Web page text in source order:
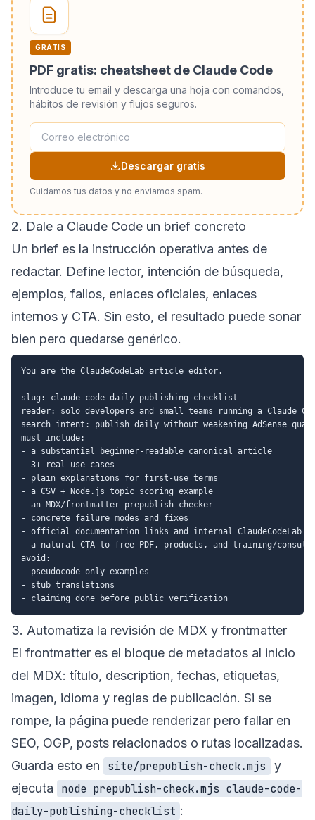
GRATIS
PDF gratis: cheatsheet de Claude Code
Introduce tu email y descarga una hoja con comandos,
hábitos de revisión y flujos seguros.
Descargar gratis
Cuidamos tus datos y no enviamos spam.
2. Dale a Claude Code un brief concreto
Un brief es la instrucción operativa antes de
redactar. Define lector, intención de búsqueda,
ejemplos, fallos, enlaces oficiales, enlaces
internos y CTA. Sin esto, el resultado puede sonar
bien pero quedarse genérico.
You are the ClaudeCodeLab article editor.
slug: claude-code-daily-publishing-checklist
reader: solo developers and small teams running a Claude
search intent: publish daily without weakening AdSense
must include:
- a substantial beginner-readable canonical article
- 3+ real use cases
- plain explanations for first-use terms
- a CSV + Node.js topic scoring example
- an MDX/frontmatter prepublish checker
- concrete failure modes and fixes
- official documentation links and internal ClaudeCodeLab
- a natural CTA to free PDF, products, and training/
avoid:
- pseudocode-only examples
- stub translations
3. Automatiza la revisión de MDX y frontmatter
El frontmatter es el bloque de metadatos al inicio
del MDX: título, description, fechas, etiquetas,
imagen, idioma y reglas de publicación. Si se
rompe, la página puede renderizar pero fallar en
SEO, OGP, posts relacionados o rutas localizadas.
Guarda esto en
site/prepublish-check.mjs
y
ejecuta
node prepublish-check.mjs claude-code-
daily-publishing-checklist :